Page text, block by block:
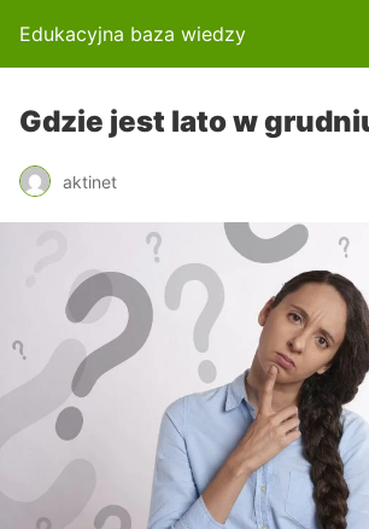
Edukacyjna baza wiedzy
Gdzie jest lato w
aktinet